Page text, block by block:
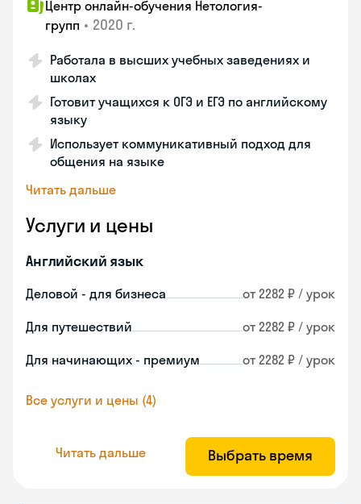
Центр онлайн-обучения Нетология-
групп • 2020 г.
Работала в высших учебных заведениях и
школах
Готовит учащихся к ОГЭ и ЕГЭ по английскому
языку
Использует коммуникативный подход для
общения на языке
Читать дальше
Услуги и цены
Английский язык
Деловой - для бизнеса от 2282 ₽ / урок
Для путешествий от 2282 ₽ / урок
Для начинающих - премиум от 2282 ₽ / урок
Все услуги и цены (4)
Читать дальше Выбрать время